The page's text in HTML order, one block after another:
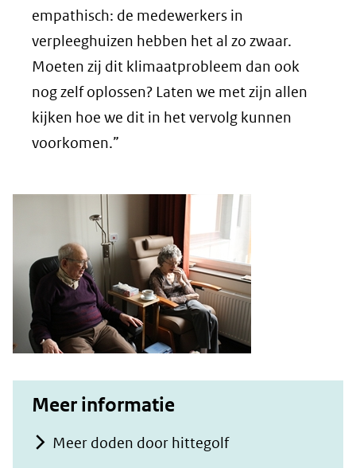
empathisch: de medewerkers in
verpleeghuizen hebben het al zo zwaar.
Moeten zij dit klimaatprobleem dan ook
nog zelf oplossen? Laten we met zijn allen
kijken hoe we dit in het vervolg kunnen
voorkomen.”
Meer informatie
Meer doden door hittegolf